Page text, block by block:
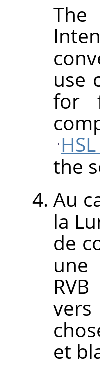
use
for
the
Au
la
de
une
et